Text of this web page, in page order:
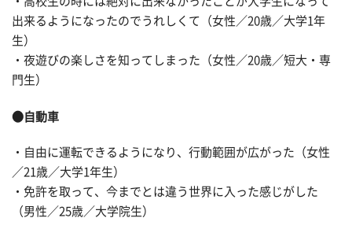
出来るようになったのでうれしくて（女性／20歳／大学1年
生）
・夜遊びの楽しさを知ってしまった（女性／20歳／短大・専
門生）
●自動車
・自由に運転できるようになり、行動範囲が広がった（女性
／21歳／大学1年生）
・免許を取って、今までとは違う世界に入った感じがした
（男性／25歳／大学院生）